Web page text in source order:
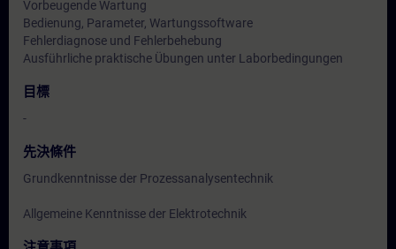
Vorbeugende Wartung
Bedienung, Parameter, Wartungssoftware
Fehlerdiagnose und Fehlerbehebung
Ausführliche praktische Übungen unter Laborbedingungen
目標
-
先決條件
Grundkenntnisse der Prozessanalysentechnik
Allgemeine Kenntnisse der Elektrotechnik